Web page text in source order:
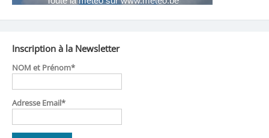
Inscription à la Newsletter
NOM et Prénom*
Adresse Email*